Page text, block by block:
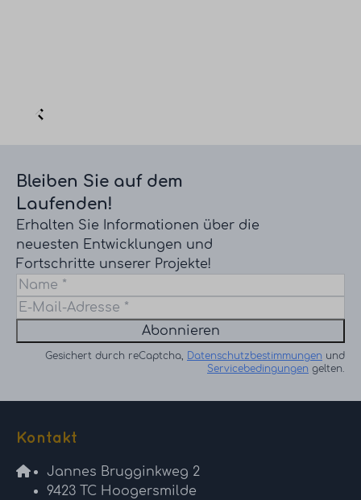
Bleiben Sie auf dem
Laufenden!
Erhalten Sie Informationen über die
neuesten Entwicklungen und
Fortschritte unserer Projekte!
Abonnieren
Gesichert durch reCaptcha, Datenschutzbestimmungen und
Servicebedingungen gelten.
Kontakt
Jannes Brugginkweg 2
9423 TC Hoogersmilde